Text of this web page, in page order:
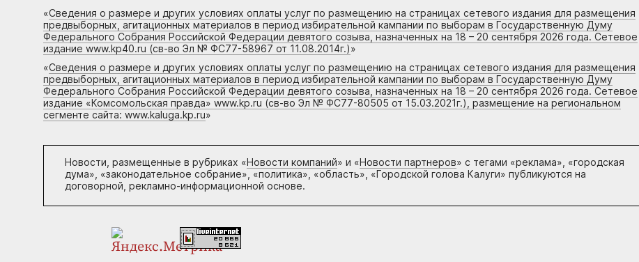
«Сведения о размере и других условиях оплаты услуг по размещению на страницах сетевого издания для размещения
предвыборных, агитационных материалов в период избирательной кампании по выборам в Государственную Думу
Федерального Собрания Российской Федерации девятого созыва, назначенных на 18 – 20 сентября 2026 года. Сетевое
издание www.kp40.ru (св-во Эл № ФС77-58967 от 11.08.2014г.)»
«Сведения о размере и других условиях оплаты услуг по размещению на страницах сетевого издания для размещения
предвыборных, агитационных материалов в период избирательной кампании по выборам в Государственную Думу
Федерального Собрания Российской Федерации девятого созыва, назначенных на 18 – 20 сентября 2026 года. Сетевое
издание «Комсомольская правда» www.kp.ru (св-во Эл № ФС77-80505 от 15.03.2021г.), размещение на региональном
сегменте сайта: www.kaluga.kp.ru»
Новости, размещенные в рубриках «Новости компаний» и «Новости партнеров» с тегами «реклама», «городская
дума», «законодательное собрание», «политика», «область», «Городской голова Калуги» публикуются на
договорной, рекламно-информационной основе.